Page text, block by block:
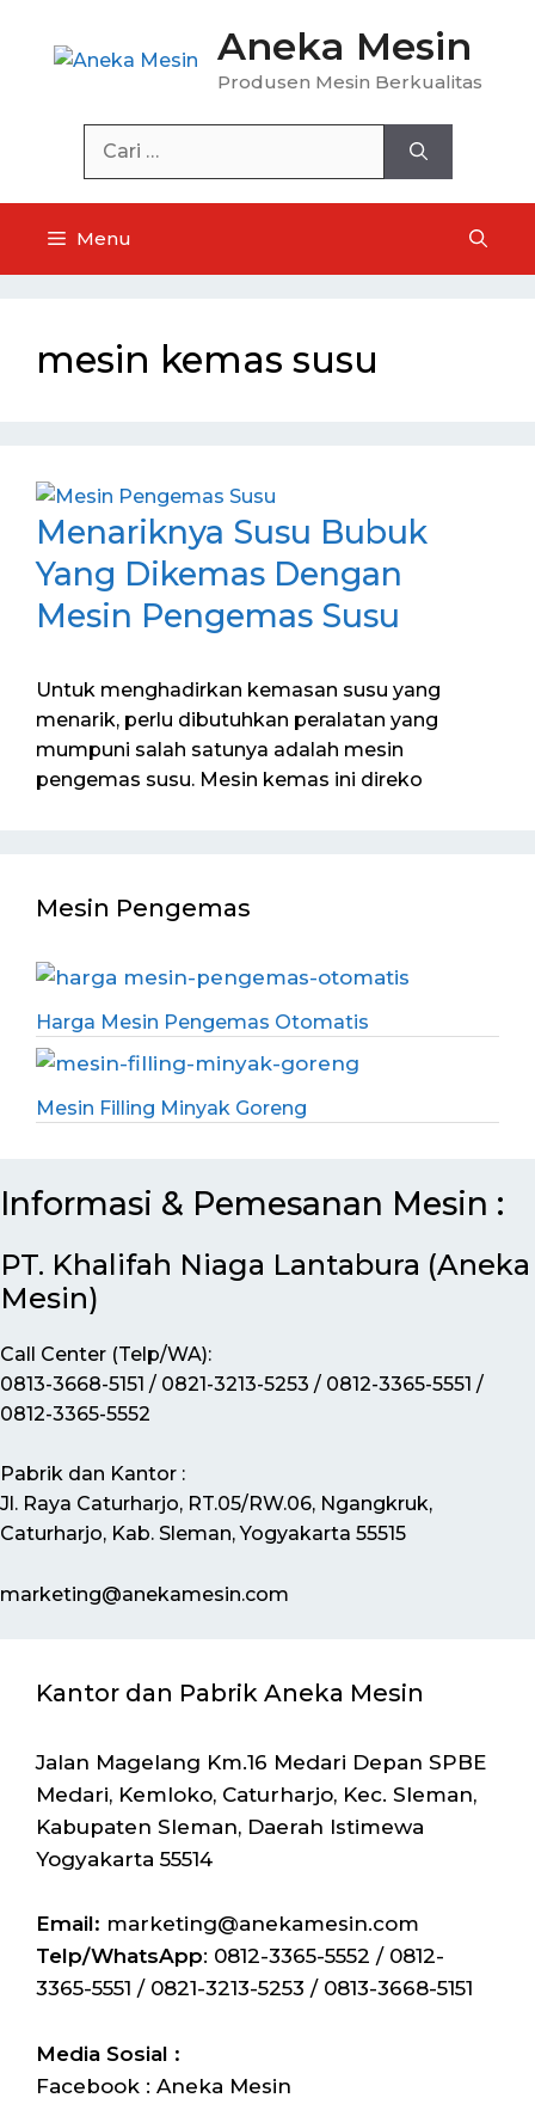
Aneka Mesin
Produsen Mesin Berkualitas
Cari
Menu
mesin kemas susu
Menariknya Susu Bubuk
Yang Dikemas Dengan
Mesin Pengemas Susu
Untuk menghadirkan kemasan susu yang
menarik, perlu dibutuhkan peralatan yang
mumpuni salah satunya adalah mesin
pengemas susu. Mesin kemas ini direko
Mesin Pengemas
Harga Mesin Pengemas Otomatis
Mesin Filling Minyak Goreng
Informasi & Pemesanan Mesin :
PT. Khalifah Niaga Lantabura (Aneka
Mesin)
Call Center (Telp/WA):
0813-3668-5151 / 0821-3213-5253 / 0812-3365-5551 /
0812-3365-5552
Pabrik dan Kantor :
Jl. Raya Caturharjo, RT.05/RW.06, Ngangkruk,
Caturharjo, Kab. Sleman, Yogyakarta 55515
marketing@anekamesin.com
Kantor dan Pabrik Aneka Mesin
Jalan Magelang Km.16 Medari Depan SPBE
Medari, Kemloko, Caturharjo, Kec. Sleman,
Kabupaten Sleman, Daerah Istimewa
Yogyakarta 55514
Email: marketing@anekamesin.com
Telp/WhatsApp: 0812-3365-5552 / 0812-
3365-5551 / 0821-3213-5253 / 0813-3668-5151
Media Sosial :
Facebook : Aneka Mesin